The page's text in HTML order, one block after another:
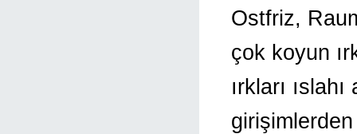
Ostfriz,
çok koyun
ırkları